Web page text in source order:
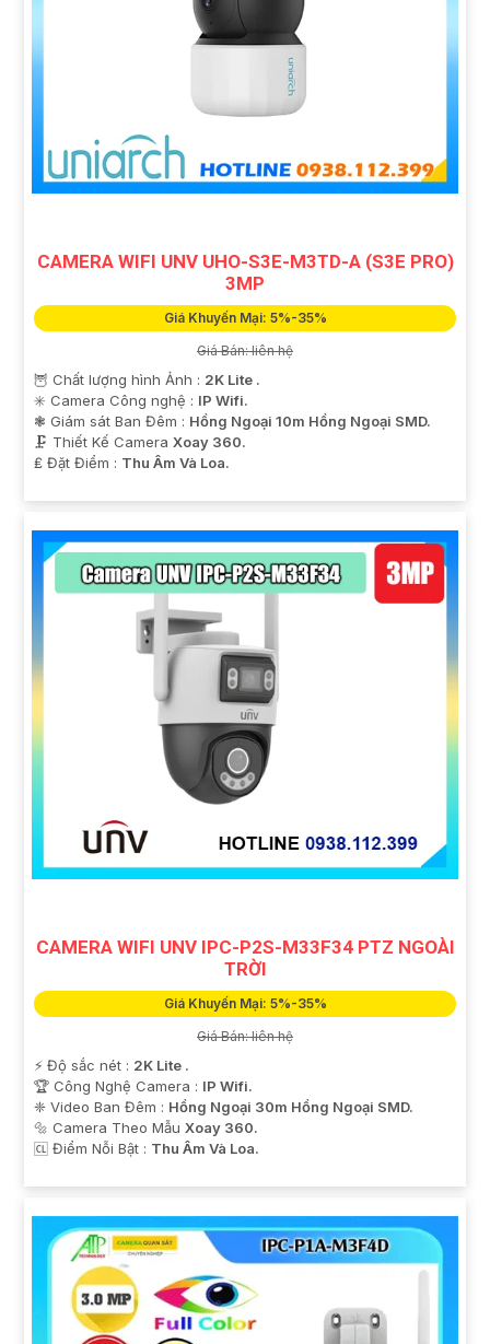
CAMERA WIFI UNV UHO-S3E-M3TD-A (S3E PRO)
3MP
Giá Khuyến Mại: 5%-35%
Giá Bán: liên hệ
🦉 Chất lượng hình Ảnh : 2K Lite .
✳️ Camera Công nghệ : IP Wifi.
❃ Giám sát Ban Đêm : Hồng Ngoại 10m Hồng Ngoại SMD.
🗜️ Thiết Kế Camera Xoay 360.
️₤ Đặt Điểm : Thu Âm Và Loa.
CAMERA WIFI UNV IPC-P2S-M33F34 PTZ NGOÀI
TRỜI
Giá Khuyến Mại: 5%-35%
Giá Bán: liên hệ
️⚡ Độ sắc nét : 2K Lite .
🏆 Công Nghệ Camera : IP Wifi.
❈ Video Ban Đêm : Hồng Ngoại 30m Hồng Ngoại SMD.
🔩 Camera Theo Mẫu Xoay 360.
️🆑 Điểm Nỗi Bật : Thu Âm Và Loa.